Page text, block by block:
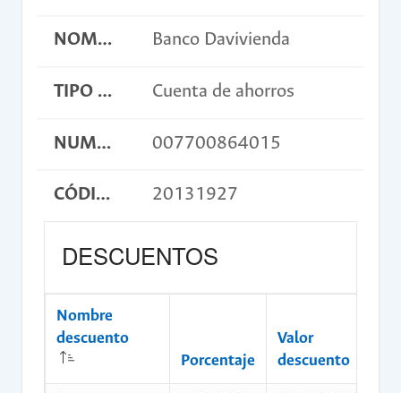
NOMBRE BANCO Banco Davivienda
TIPO DE CUENTA Cuenta de ahorros
NUMERO DE CUENTA 007700864015
CÓDIGO DE CONSIGNACIÓN 20131927
DESCUENTOS
Nombre
descuento
Porcentaje
Valor
descuento